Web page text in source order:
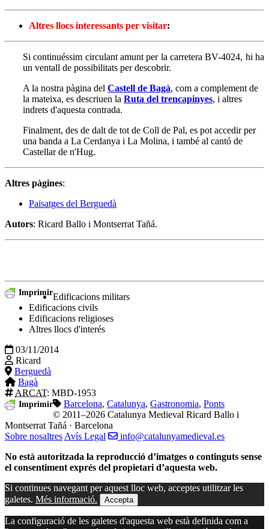
Altres llocs interessants per visitar:
Si continuéssim circulant amunt per la carretera BV-4024, hi ha
un ventall de possibilitats per descobrir.
A la nostra pàgina del Castell de Bagà, com a complement de
la mateixa, es descriuen la Ruta del trencapinyes, i altres
indrets d'aquesta contrada.
Finalment, des de dalt de tot de Coll de Pal, es pot accedir per
una banda a La Cerdanya i La Molina, i també al cantó de
Castellar de n'Hug.
Altres pàgines:
Paisatges del Berguedà
Autors: Ricard Ballo i Montserrat Tañá.
ImprimirEdificacions militars
Edificacions civils
Edificacions religioses
Altres llocs d'interés
03/11/2014
Ricard
Berguedà
Bagà
ARCAT: MBD-1953
Imprimir Barcelona, Catalunya, Gastronomia, Ponts
© 2011–2026 Catalunya Medieval Ricard Ballo i
Montserrat Tañá · Barcelona
Sobre nosaltres Avís Legal
info@catalunyamedieval.es
No està autoritzada la reproducció d’imatges o continguts sense
el consentiment exprés del propietari d’aquesta web.
Si continues navegant per aquest lloc web, acceptes utilitzar les
galetes. Més informació. Accepta
La configuració de les galetes d'aquesta web està definida com a